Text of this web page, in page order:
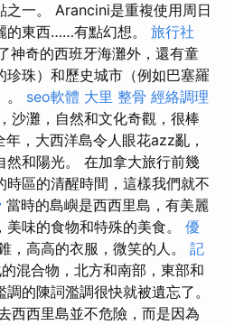
之一。 Arancini是重複使用周日
的東西……有點幻想。 旅行社
神奇的西班牙海灘外，還有童
珠）和歷史城市（例如巴塞羅
seo軟體 大里 整骨 經絡調理
沙灘，自然和文化奇觀，很棒
年，大西洋島令人眼花azz亂，
然和陽光。 在加拿大旅行前幾
時區的清醒時間，這樣我們就不
當時的島嶼是西西里島，有美麗
味的食物和特殊的美食。 優
，高高的衣服，微笑的人。 記
混合物，北方和南部，東部和
的陳詞濫調很快就被遺忘了。
西西里島並不危險，而是因為